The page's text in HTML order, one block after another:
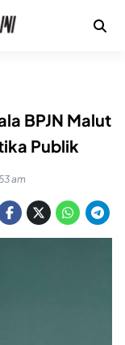
BPJN Malut
Publik
am